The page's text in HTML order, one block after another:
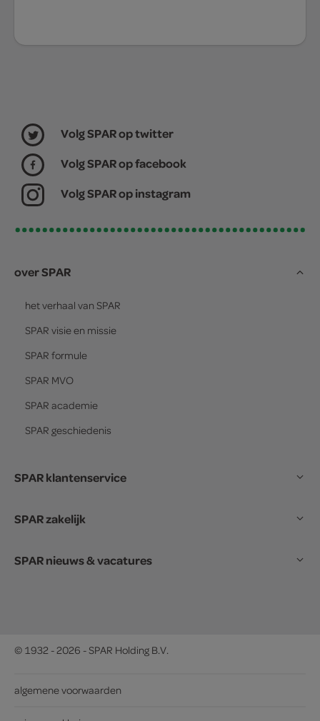
Volg SPAR op twitter
Volg SPAR op facebook
Volg SPAR op instagram
over SPAR
het verhaal van SPAR
SPAR visie en missie
SPAR formule
SPAR MVO
SPAR academie
SPAR geschiedenis
SPAR klantenservice
SPAR zakelijk
SPAR nieuws & vacatures
© 1932 - 2026 - SPAR Holding B.V.
algemene voorwaarden